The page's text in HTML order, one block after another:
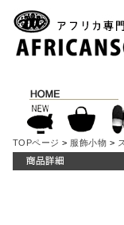
TOPページ > 服飾小物 >